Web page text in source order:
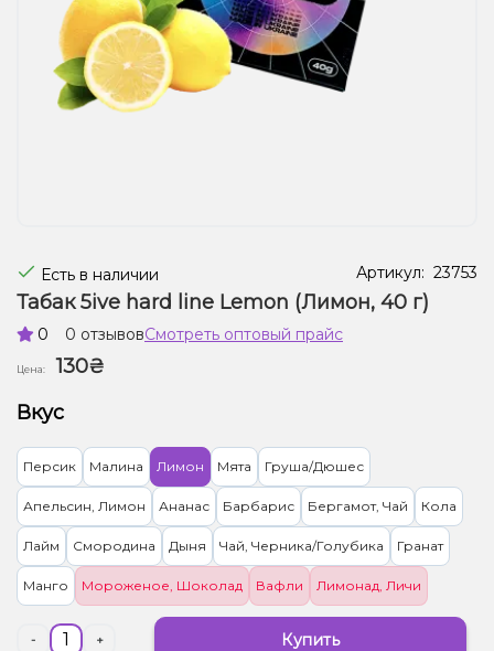
Жидкости для электронных сигарет
Подарочные наборы
Есть в наличии Артикул: 23753
Табак 5ive hard line Lemon (Лимон, 40 г)
0 0 отзывовСмотреть оптовый прайс
Цена:
130₴
Вкус
Персик Малина Лимон Мята Груша/Дюшес
Апельсин, Лимон Ананас Барбарис Бергамот, Чай Кола
Лайм Смородина Дыня Чай, Черника/Голубика Гранат
Манго Мороженое, Шоколад Вафли Лимонад, Личи
- + Купить